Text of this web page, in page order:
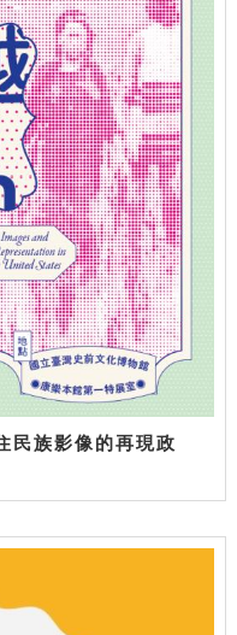
民族影像的再現政